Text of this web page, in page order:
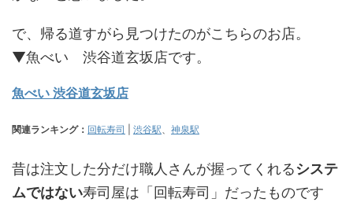
で、帰る道すがら見つけたのがこちらのお店。
▼魚べい 渋谷道玄坂店です。
魚べい 渋谷道玄坂店
関連ランキング： 回転寿司 渋谷駅、 神泉駅
昔は注文した分だけ職人さんが握ってくれるシステ
ムではない寿司屋は「回転寿司」だったものです